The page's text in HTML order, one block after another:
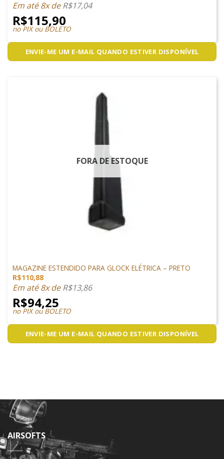
Em até 8x deR$17,04
R$115,90
no PIX ou BOLETO
ENVIE-ME UM E-MAIL QUANDO ESTIVER DISPONÍVEL
FORA DE ESTOQUE
MAGAZINE ESTENDIDO PARA GLOCK ELÉTRICA – PRETO
R$110,88
Em até 8x deR$13,86
R$94,25
no PIX ou BOLETO
ENVIE-ME UM E-MAIL QUANDO ESTIVER DISPONÍVEL
AIRSOFTS